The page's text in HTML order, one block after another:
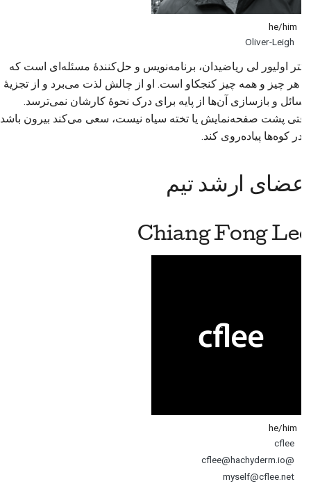
Oliver-Leigh
دکتر اولیور لی ریاضیدان، برنامه‌نویس و حل‌کنندهٔ مسئله‌ای است که
به هر چیز و همه چیز کنجکاو است. او از چالش لذت می‌برد و از تجزیهٔ
مسائل و بازسازی آن‌ها از پایه برای درک نحوهٔ کارشان نمی‌ترسد.
وقتی پشت صفحه‌نمایش یا تخته سیاه نیست، سعی می‌کند بیرون باشد
و در کوه‌ها پیاده‌روی کند.
اعضای ارشد تیم
Chiang Fong Lee
cflee
@cflee@hachyderm.io
myself@cflee.net